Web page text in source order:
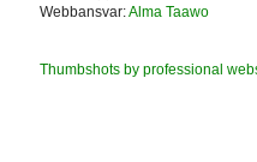
Webbansvar:Alma Taawo
Thumbshots by professional